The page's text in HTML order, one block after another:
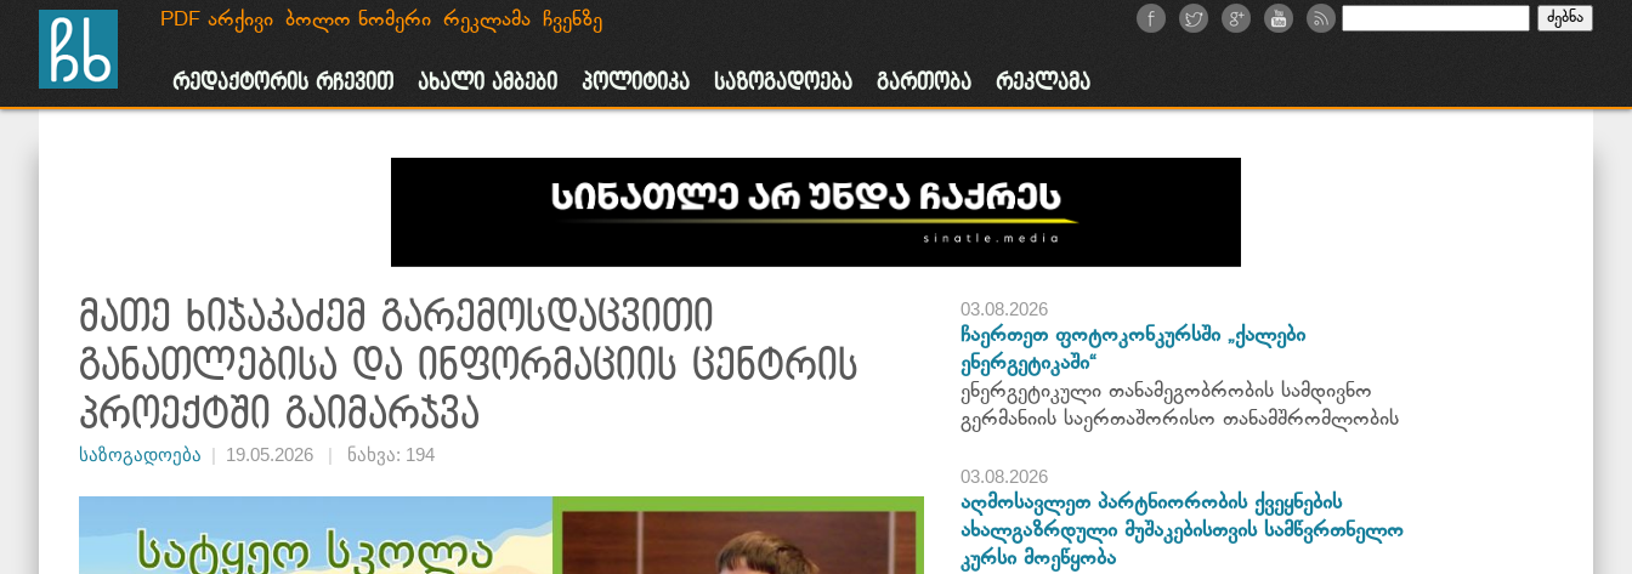
მთავარი
PDF არქივი ბოლო ნომერი რეკლამა ჩვენზე
რედაქტორის რჩევით ახალი ამბები პოლიტიკა საზოგადოება გართობა რეკლამა
მათე ხიჯაკაძემ გარემოსდაცვითი
განათლებისა და ინფორმაციის ცენტრის
პროექტში გაიმარჯვა
საზოგადოება | 19.05.2026 | ნახვა: 194
03.08.2026
ჩაერთეთ ფოტოკონკურსში „ქალები
ენერგეტიკაში“
ენერგეტიკული თანამეგობრობის სამდივნო
გერმანიის საერთაშორისო თანამშრომლობის
03.08.2026
აღმოსავლეთ პარტნიორობის ქვეყნების
ახალგაზრდული მუშაკებისთვის სამწვრთნელო
კურსი მოეწყობა